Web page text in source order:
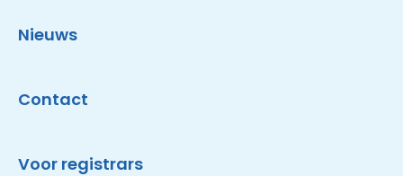
Nieuws
Contact
Voor registrars